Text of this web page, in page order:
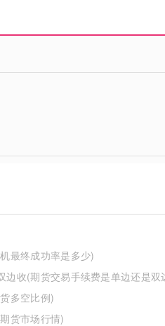
最终成功率是多少)
边收(期货交易手续费是单边还是双
多空比例)
货市场行情)